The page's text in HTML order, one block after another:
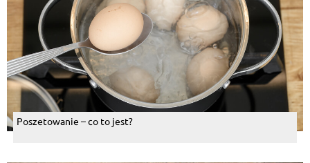
Poszetowanie – co to jest?